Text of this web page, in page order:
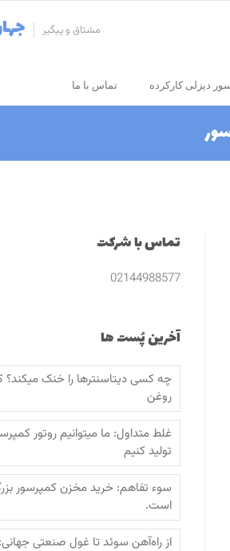
مشتاق و پیگیر
دیزلی کارکرده تماس با ما
تماس با شرکت
02144988577
آخرین پُست ها
چه کسی دیتاسنترها را خنک میکند؟
روغن
غلط متداول: ما میتوانیم روتور
تولید کنیم
سوء تفاهم: خرید مخزن کمپرسور
است.
از راه‌آهن سوئد تا غول صنعتی